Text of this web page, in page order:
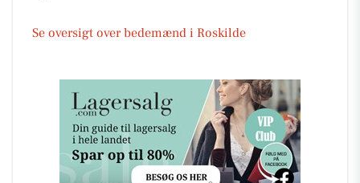
Se oversigt over bedemænd i Roskilde